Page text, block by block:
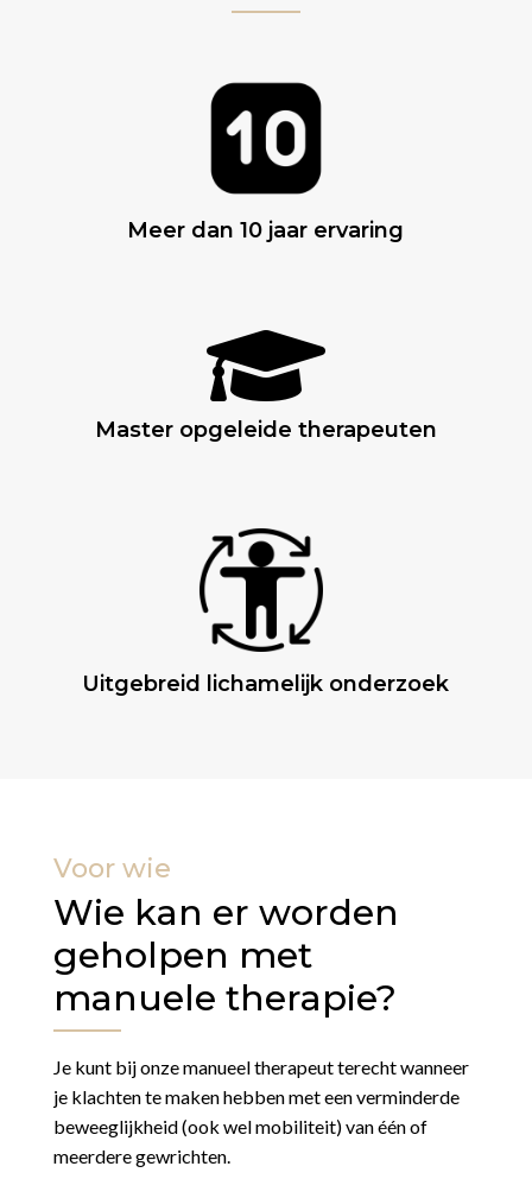
Meer dan 10 jaar ervaring

Master opgeleide therapeuten
Uitgebreid lichamelijk onderzoek
Voor wie
Wie kan er worden
geholpen met
manuele therapie?
Je kunt bij onze manueel therapeut terecht wanneer
je klachten te maken hebben met een verminderde
beweeglijkheid (ook wel mobiliteit) van één of
meerdere gewrichten.